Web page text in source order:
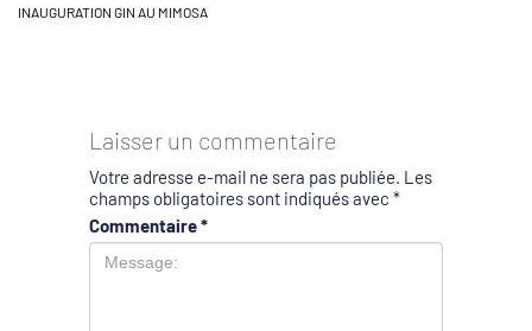
INAUGURATION GIN AU MIMOSA
Laisser un commentaire
Votre adresse e-mail ne sera pas publiée. Les
champs obligatoires sont indiqués avec *
Commentaire*